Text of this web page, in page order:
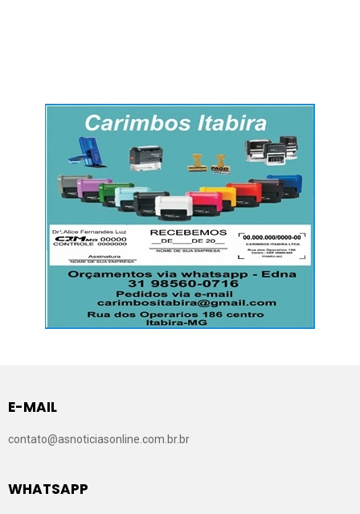
E-MAIL
contato@asnoticiasonline.com.br.br
WHATSAPP